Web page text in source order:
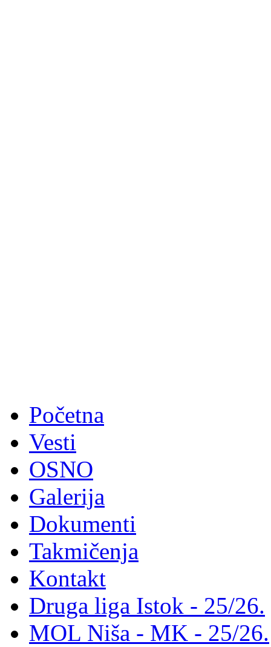
Početna
Vesti
OSNO
Galerija
Dokumenti
Takmičenja
Kontakt
Druga liga Istok - 25/26.
MOL Niša - MK - 25/26.